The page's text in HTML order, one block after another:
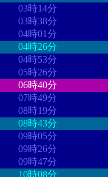
03時14分
03時38分
04時01分
04時26分
04時53分
05時26分
06時40分
07時49分
08時19分
08時43分
09時05分
09時26分
09時47分
10時08分